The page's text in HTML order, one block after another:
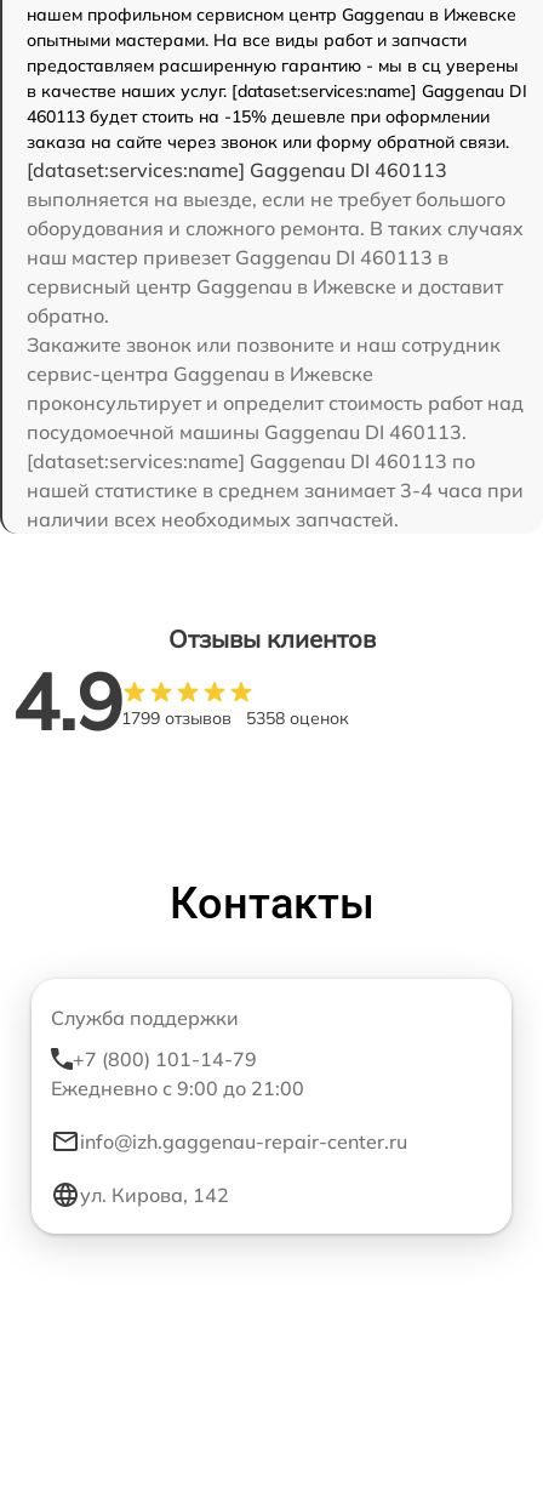
нашем профильном сервисном центр Gaggenau в Ижевске
опытными мастерами. На все виды работ и запчасти
предоставляем расширенную гарантию - мы в сц уверены
в качестве наших услуг. [dataset:services:name] Gaggenau DI
460113 будет стоить на -15% дешевле при оформлении
заказа на сайте через звонок или форму обратной связи.
[dataset:services:name] Gaggenau DI 460113
выполняется на выезде, если не требует большого
оборудования и сложного ремонта. В таких случаях
наш мастер привезет Gaggenau DI 460113 в
сервисный центр Gaggenau в Ижевске и доставит
обратно.
Закажите звонок или позвоните и наш сотрудник
сервис-центра Gaggenau в Ижевске
проконсультирует и определит стоимость работ над
посудомоечной машины Gaggenau DI 460113.
[dataset:services:name] Gaggenau DI 460113 по
нашей статистике в среднем занимает 3-4 часа при
наличии всех необходимых запчастей.
Отзывы клиентов
4.91799 отзывов 5358 оценок
Контакты
Служба поддержки
+7 (800) 101-14-79
Ежедневно с 9:00 до 21:00
info@izh.gaggenau-repair-center.ru
ул. Кирова, 142